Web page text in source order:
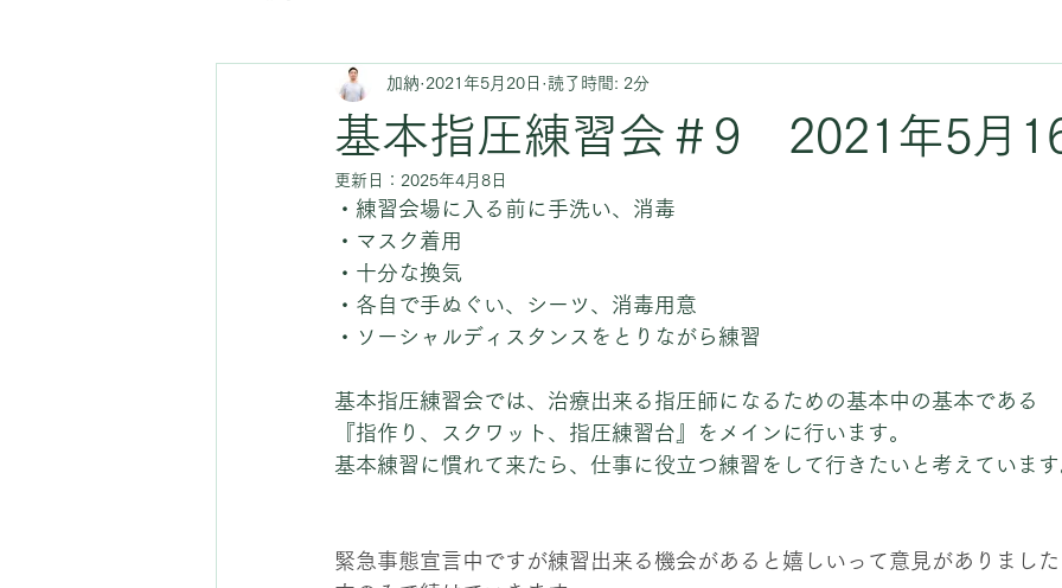
基本指圧練習会＃9 2021年5月
加納 2021年5月20日 読了時間: 2分
更新日： 2025年4月8日
・練習会場に入る前に手洗い、消毒
・マスク着用
・十分な換気
・各自で手ぬぐい、シーツ、消毒用意
・ソーシャルディスタンスをとりながら練習
基本指圧練習会では、治療出来る指圧師になるための基本中の基本である
『指作り、スクワット、指圧練習台』をメインに行います。
基本練習に慣れて来たら、仕事に役立つ練習をして行きたいと考えていま
緊急事態宣言中ですが練習出来る機会があると嬉しいって意見がありまし